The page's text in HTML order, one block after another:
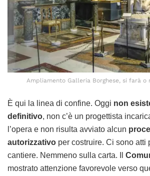
Ampliamento Galleria Borghese, si farà o
È qui la linea di confine. Oggi non
definitivo, non c’è un progettista
l’opera e non risulta avviato alcun
autorizzativo per costruire. Ci sono atti
cantiere. Nemmeno sulla carta. Il
mostrato attenzione favorevole verso